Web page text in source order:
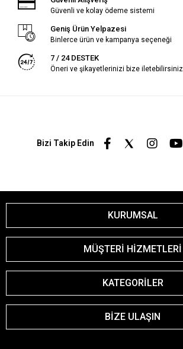
Güvenli ve kolay ödeme sistemi
Geniş Ürün Yelpazesi
Binlerce ürün ve kampanya seçeneği
7 / 24 DESTEK
Öneri ve şikayetlerinizi bize iletebilirsiniz.
Bizi Takip Edin
KURUMSAL
MÜŞTERİ HİZMETLERİ
KATEGORİLER
BİZE ULAŞIN